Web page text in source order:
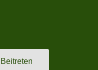
Beitreten